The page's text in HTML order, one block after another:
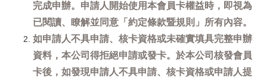
完成申辦。申請人開始使用本會員卡權益時，即視為
已閱讀、瞭解並同意「約定條款暨規則」所有內容。
如申請人不具申請、核卡資格或未確實填具完整申辦
資料，本公司得拒絕申請或發卡。於本公司核發會員
卡後，如發現申請人不具申請、核卡資格或申請人提